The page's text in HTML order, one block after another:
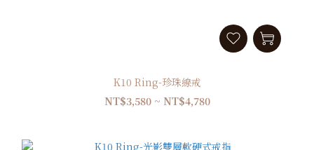
K10 Ring-珍珠線戒
NT$3,580 ~ NT$4,780